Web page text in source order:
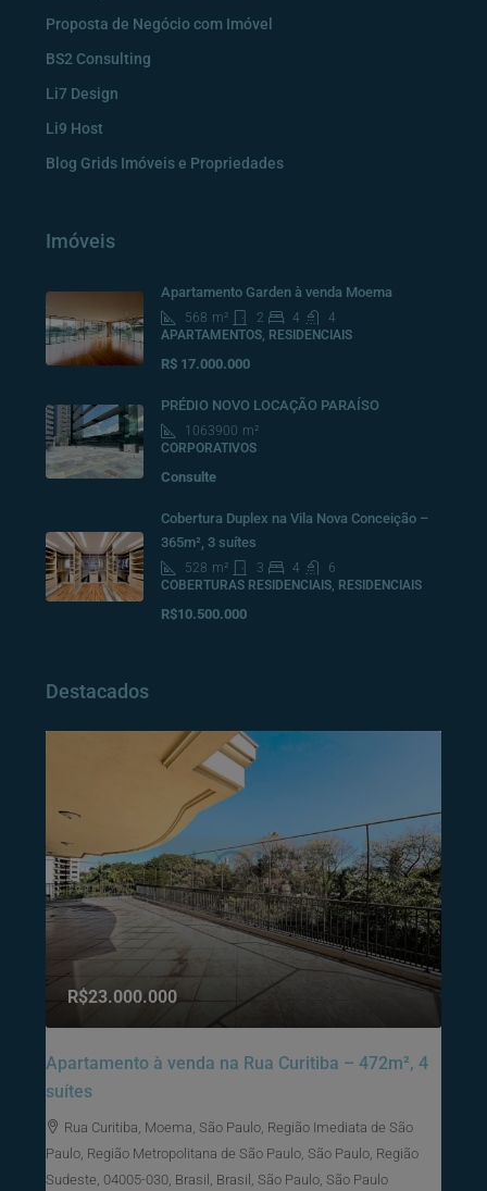
Proposta de Negócio com Imóvel
BS2 Consulting
Li7 Design
Li9 Host
Blog Grids Imóveis e Propriedades
Imóveis
Apartamento Garden à venda Moema
568 m² 2 4
4
APARTAMENTOS, RESIDENCIAIS
R$ 17.000.000
PRÉDIO NOVO LOCAÇÃO PARAÍSO
1063900 m²
CORPORATIVOS
Consulte
Cobertura Duplex na Vila Nova Conceição –
365m², 3 suítes
528 m² 3 4
6
COBERTURAS RESIDENCIAIS, RESIDENCIAIS
R$10.500.000
Destacados
R$23.000.000
Apartamento à venda na Rua Curitiba – 472m², 4
suítes
Rua Curitiba, Moema, São Paulo, Região Imediata de São
Paulo, Região Metropolitana de São Paulo, São Paulo, Região
Sudeste, 04005-030, Brasil, Brasil, São Paulo, São Paulo